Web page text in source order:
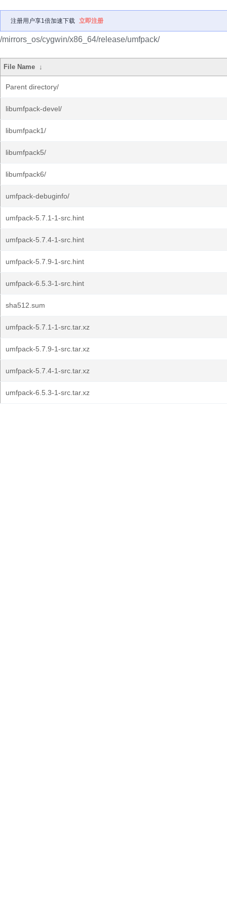
注册用户享1倍加速下载 立即注册
/mirrors_os/cygwin/x86_64/release/umfpack/
File Name ↓
Parent directory/
libumfpack-devel/
libumfpack1/
libumfpack5/
libumfpack6/
umfpack-debuginfo/
umfpack-5.7.1-1-src.hint
umfpack-5.7.4-1-src.hint
umfpack-5.7.9-1-src.hint
umfpack-6.5.3-1-src.hint
sha512.sum
umfpack-5.7.1-1-src.tar.xz
umfpack-5.7.9-1-src.tar.xz
umfpack-5.7.4-1-src.tar.xz
umfpack-6.5.3-1-src.tar.xz